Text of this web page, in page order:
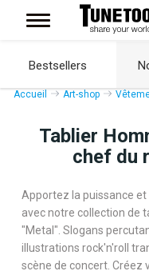
Bestsellers
Accueil Art-shop
Tablier
chef du
Apportez la puissance
avec notre collection de
"Metal". Slogans
illustrations rock'n'roll
scène de concert. Créez